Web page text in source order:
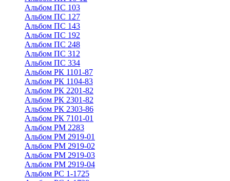
Альбом ПС 103
Альбом ПС 127
Альбом ПС 143
Альбом ПС 192
Альбом ПС 248
Альбом ПС 312
Альбом ПС 334
Альбом РК 1101-87
Альбом РК 1104-83
Альбом РК 2201-82
Альбом РК 2301-82
Альбом РК 2303-86
Альбом РК 7101-01
Альбом РМ 2283
Альбом РМ 2919-01
Альбом РМ 2919-02
Альбом РМ 2919-03
Альбом РМ 2919-04
Альбом РС 1-1725